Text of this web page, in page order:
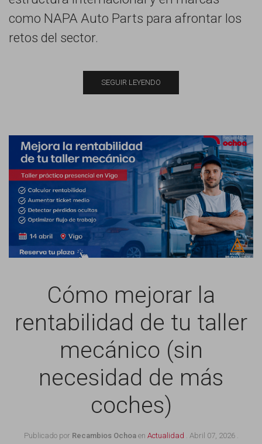
como NAPA Auto Parts para afrontar los
retos del sector.
SEGUIR LEYENDO
Cómo mejorar la
rentabilidad de tu taller
mecánico (sin
necesidad de más
coches)
Publicado por Recambios Ochoaen Actualidad . Abril 07, 2026.